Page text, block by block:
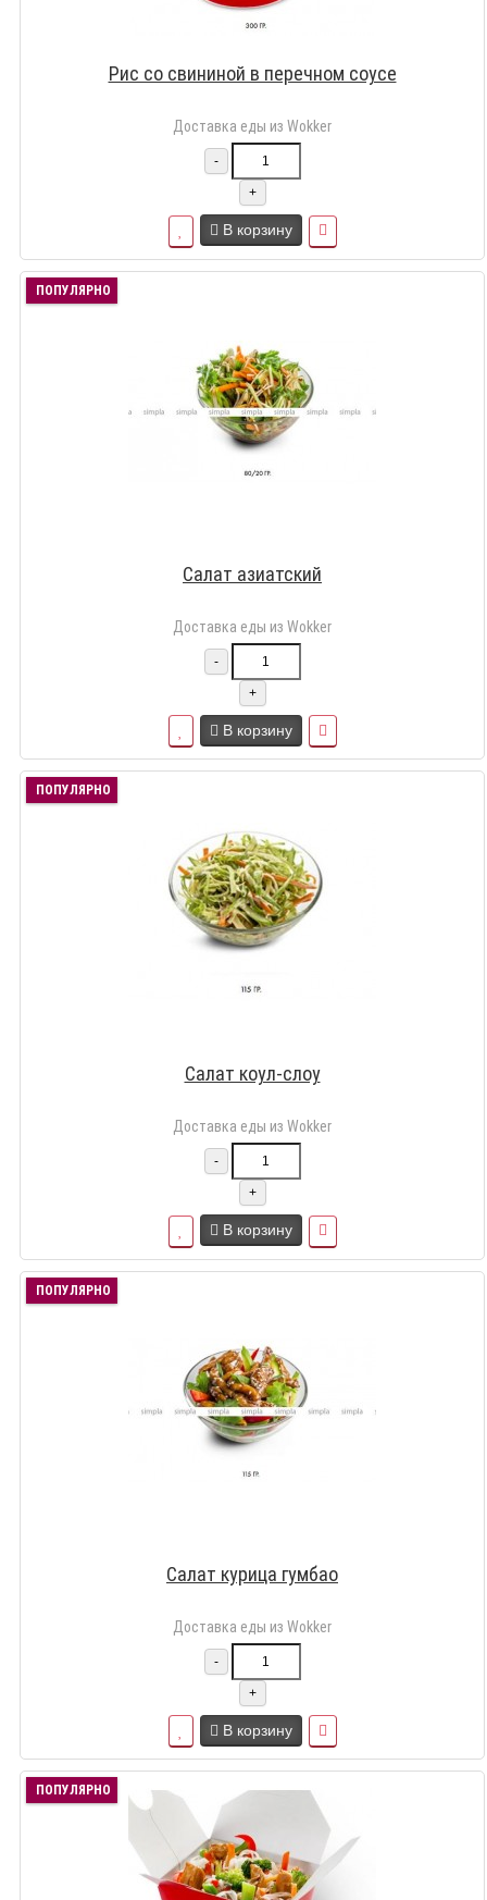
Рис со свининой в перечном соусе
Доставка еды из Wokker
-
+
В корзину
ПОПУЛЯРНО
Салат азиатский
Доставка еды из Wokker
-
+
В корзину
ПОПУЛЯРНО
Салат коул-слоу
Доставка еды из Wokker
-
+
В корзину
ПОПУЛЯРНО
Салат курица гумбао
Доставка еды из Wokker
-
+
В корзину
ПОПУЛЯРНО